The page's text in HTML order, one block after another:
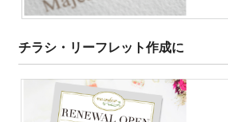
チラシ・リーフレット作成に